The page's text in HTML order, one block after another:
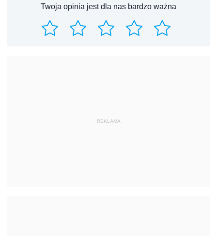
Twoja opinia jest dla nas bardzo ważna
REKLAMA